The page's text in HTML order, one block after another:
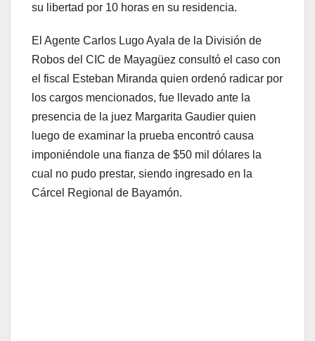
su libertad por 10 horas en su residencia.
El Agente Carlos Lugo Ayala de la División de
Robos del CIC de Mayagüez consultó el caso con
el fiscal Esteban Miranda quien ordenó radicar por
los cargos mencionados, fue llevado ante la
presencia de la juez Margarita Gaudier quien
luego de examinar la prueba encontró causa
imponiéndole una fianza de $50 mil dólares la
cual no pudo prestar, siendo ingresado en la
Cárcel Regional de Bayamón.